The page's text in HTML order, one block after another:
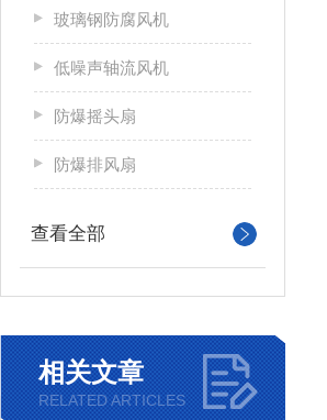
玻璃钢防腐风机
低噪声轴流风机
防爆摇头扇
防爆排风扇
查看全部
相关文章
RELATED ARTICLES